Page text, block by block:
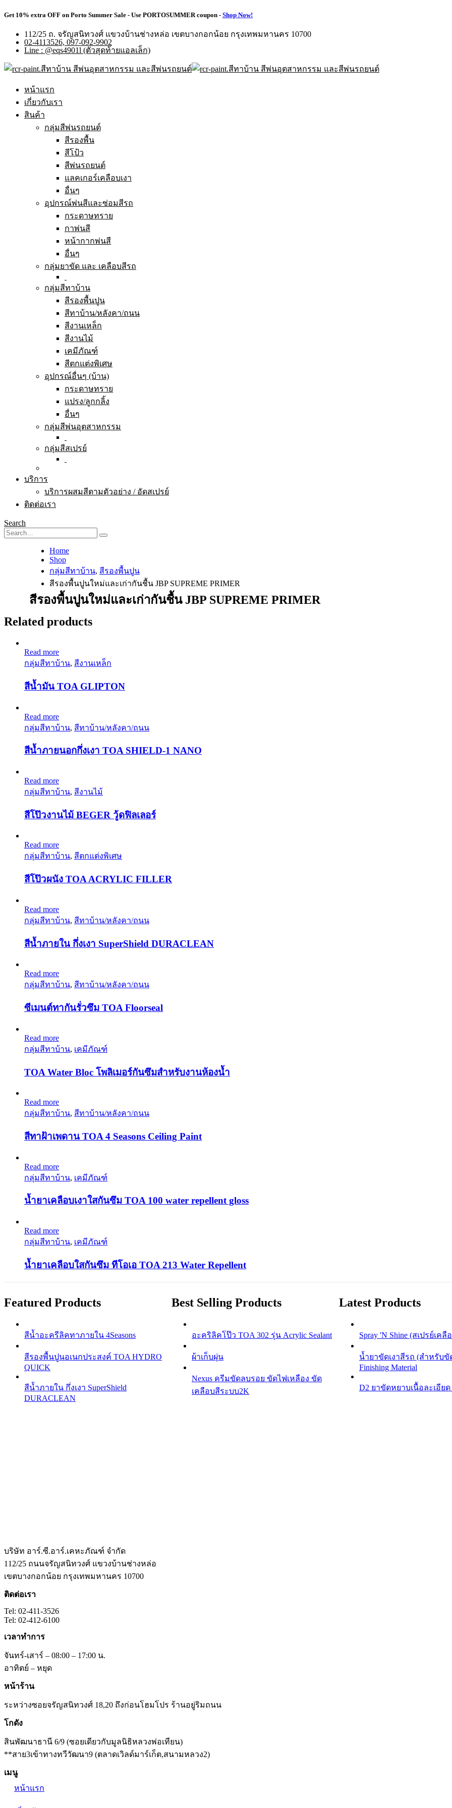
Get 10% extra OFF on Porto Summer Sale - Use PORTOSUMMERcoupon - Shop Now!
112/25 ถ. จรัญสนิทวงศ์ แขวงบ้านช่างหล่อ เขตบางกอกน้อย กรุงเทพมหานคร 10700
02-4113526, 097-092-9902
Line : @eqs4901l (ตัวสุดท้ายแอลเล็ก)
หน้าแรก
เกี่ยวกับเรา
สินค้า
กลุ่มสีพ่นรถยนต์
สีรองพื้น
สีโป้ว
สีพ่นรถยนต์
แลคเกอร์เคลือบเงา
อื่นๆ
อุปกรณ์พ่นสีและซ่อมสีรถ
กระดาษทราย
กาพ่นสี
หน้ากากพ่นสี
อื่นๆ
กลุ่มยาขัด และ เคลือบสีรถ
กลุ่มสีทาบ้าน
สีรองพื้นปูน
สีทาบ้าน/หลังคา/ถนน
สีงานเหล็ก
สีงานไม้
เคมีภัณฑ์
สีตกแต่งพิเศษ
อุปกรณ์อื่นๆ (บ้าน)
กระดาษทราย
แปรง/ลูกกลิ้ง
อื่นๆ
กลุ่มสีพ่นอุตสาหกรรม
กลุ่มสีสเปรย์
บริการ
บริการผสมสีตามตัวอย่าง / อัดสเปรย์
ติดต่อเรา
Search
Home
Shop
กลุ่มสีทาบ้าน, สีรองพื้นปูน
สีรองพื้นปูนใหม่และเก่ากันชื้น JBP SUPREME PRIMER
สีรองพื้นปูนใหม่และเก่ากันชื้น JBP SUPREME PRIMER
Related products
Read more
กลุ่มสีทาบ้าน, สีงานเหล็ก
สีน้ำมัน TOA GLIPTON
Read more
กลุ่มสีทาบ้าน, สีทาบ้าน/หลังคา/ถนน
สีน้ำภายนอกกึ่งเงา TOA SHIELD-1 NANO
Read more
กลุ่มสีทาบ้าน, สีงานไม้
สีโป๊วงานไม้ BEGER วู้ดฟิลเลอร์
Read more
กลุ่มสีทาบ้าน, สีตกแต่งพิเศษ
สีโป๊วผนัง TOA ACRYLIC FILLER
Read more
กลุ่มสีทาบ้าน, สีทาบ้าน/หลังคา/ถนน
สีน้ำภายใน กึ่งเงา SuperShield DURACLEAN
Read more
กลุ่มสีทาบ้าน, สีทาบ้าน/หลังคา/ถนน
ซีเมนต์ทากันรั่วซึม TOA Floorseal
Read more
กลุ่มสีทาบ้าน, เคมีภัณฑ์
TOA Water Bloc โพลิเมอร์กันซึมสำหรับงานห้องน้ำ
Read more
กลุ่มสีทาบ้าน, สีทาบ้าน/หลังคา/ถนน
สีทาฝ้าเพดาน TOA 4 Seasons Ceiling Paint
Read more
กลุ่มสีทาบ้าน, เคมีภัณฑ์
น้ำยาเคลือบเงาใสกันซึม TOA 100 water repellent gloss
Read more
กลุ่มสีทาบ้าน, เคมีภัณฑ์
น้ำยาเคลือบใสกันซึม ทีโอเอ TOA 213 Water Repellent
Featured Products
สีนํ้าอะครีลิคทาภายใน 4Seasons
สีรองพื้นปูนอเนกประสงค์ TOA HYDRO
QUICK
สีน้ำภายใน กึ่งเงา SuperShield
DURACLEAN
Best Selling Products
อะคริลิคโป๊ว TOA 302 รุ่น Acrylic Sealant
ผ้าเก็บผุ่น
Nexus ครีมขัดลบรอย ขัดไฟเหลือง ขัด
เคลือบสีระบบ2K
Latest Products
Spray 'N Shine (สเปรย์เคลื
น้ำยาขัดเงาสีรถ (สำหรับขั
Finishing Material
D2 ยาขัดหยาบเนื้อละเอียด
บริษัท อาร์.ซี.อาร์.เคหะภัณฑ์ จำกัด
112/25 ถนนจรัญสนิทวงศ์ แขวงบ้านช่างหล่อ
เขตบางกอกน้อย กรุงเทพมหานคร 10700
ติดต่อเรา
Tel: 02-411-3526
Tel: 02-412-6100
เวลาทำการ
จันทร์-เสาร์ – 08:00 – 17:00 น.
อาทิตย์ – หยุด
หน้าร้าน
ระหว่างซอยจรัญสนิทวงศ์ 18,20 ถึงก่อนโฮมโปร ร้านอยู่ริมถนน
โกดัง
สินพัฒนาธานี 6/9 (ซอยเดียวกับมูลนิธิหลวงพ่อเทียน)
**สาย3เข้าทางทวีวัฒนา9 (ตลาดเวิลด์มาร์เก็ต,สนามหลวง2)
เมนู
หน้าแรก